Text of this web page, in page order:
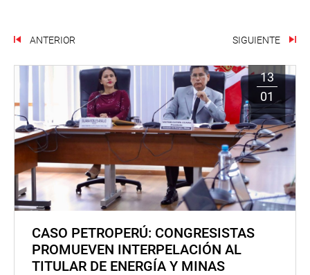
ANTERIOR SIGUIENTE
13
01
CASO PETROPERÚ: CONGRESISTAS
PROMUEVEN INTERPELACIÓN AL
TITULAR DE ENERGÍA Y MINAS